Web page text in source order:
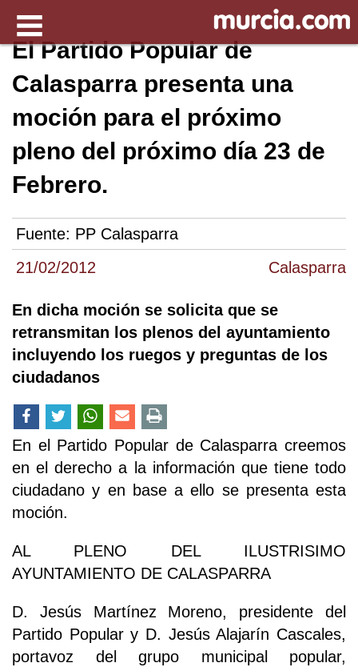
21/02/2012 Calasparra
El Partido Popular de
Calasparra presenta una
moción para el próximo
pleno del próximo día 23 de
Febrero.
Fuente: PP Calasparra
En dicha moción se solicita que se
retransmitan los plenos del ayuntamiento
incluyendo los ruegos y preguntas de los
ciudadanos
En el Partido Popular de Calasparra creemos
en el derecho a la información que tiene todo
ciudadano y en base a ello se presenta esta
moción.
AL PLENO DEL ILUSTRISIMO
AYUNTAMIENTO DE CALASPARRA
D. Jesús Martínez Moreno, presidente del
Partido Popular y D. Jesús Alajarín Cascales,
portavoz del grupo municipal popular,